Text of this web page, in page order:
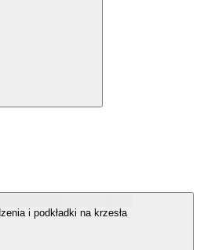
i podkładki na krzesła